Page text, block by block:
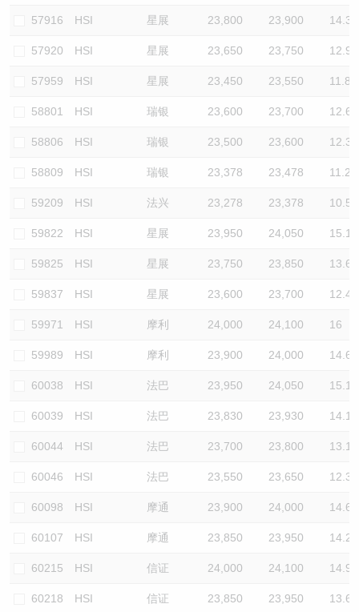
57916 HSI 星展 23,800 23,900 14.3
57920 HSI 星展 23,650 23,750 12.9
57959 HSI 星展 23,450 23,550 11.8
58801 HSI 瑞银 23,600 23,700 12.6
58806 HSI 瑞银 23,500 23,600 12.3
58809 HSI 瑞银 23,378 23,478 11.2
59209 HSI 法兴 23,278 23,378 10.5
59822 HSI 星展 23,950 24,050 15.1
59825 HSI 星展 23,750 23,850 13.6
59837 HSI 星展 23,600 23,700 12.4
59971 HSI 摩利 24,000 24,100 16
59989 HSI 摩利 23,900 24,000 14.6
60038 HSI 法巴 23,950 24,050 15.1
60039 HSI 法巴 23,830 23,930 14.1
60044 HSI 法巴 23,700 23,800 13.1
60046 HSI 法巴 23,550 23,650 12.3
60098 HSI 摩通 23,900 24,000 14.6
60107 HSI 摩通 23,850 23,950 14.2
60215 HSI 信证 24,000 24,100 14.9
60218 HSI 信证 23,850 23,950 13.6